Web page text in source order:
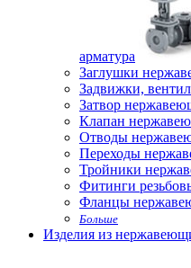
арматура
Заглушки
Задвижки,
Затвор
Клапан
Отводы
Переходы
Тройники
Фитинги
Фланцы
Больше
Изделия из